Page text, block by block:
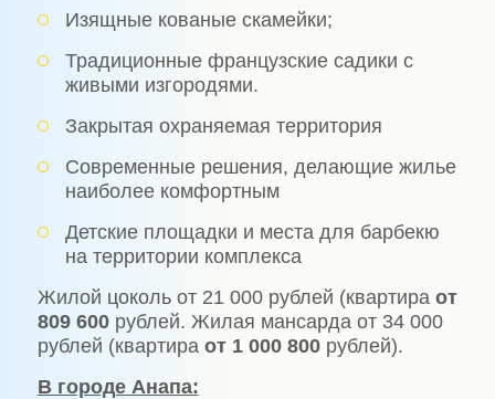
Изящные кованые скамейки;
Традиционные французские садики с
живыми изгородями.
Закрытая охраняемая территория
Современные решения, делающие жилье
наиболее комфортным
Детские площадки и места для барбекю
на территории комплекса
Жилой цоколь от 21 000 рублей (квартира от
809 600 рублей. Жилая мансарда от 34 000
рублей (квартира от 1 000 800 рублей).
В городе Анапа: